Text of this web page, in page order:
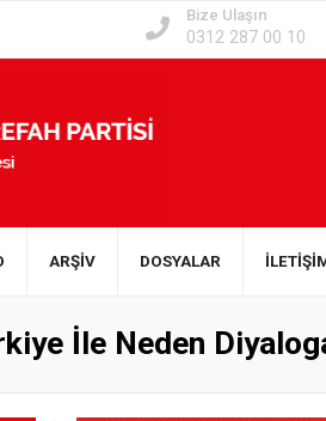
Bize Ulaşın
0312 287 00 10
ARŞİV DOSYALAR
İle Neden